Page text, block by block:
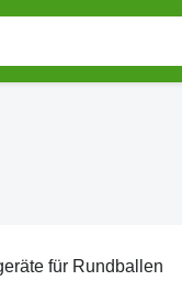
für Rundballen